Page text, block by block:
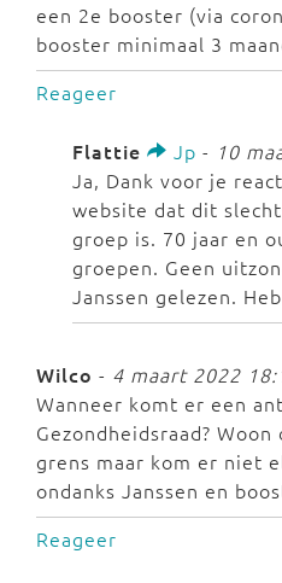
een 2e booster (via
booster minimaal 3
Reageer
Flattie Jp - 10
Ja, Dank voor je
website dat dit
groep is. 70 jaar en
groepen. Geen
Janssen gelezen.
Wilco - 4 maart 2022
Wanneer komt er een
Gezondheidsraad?
grens maar kom er niet
ondanks Janssen en
Reageer